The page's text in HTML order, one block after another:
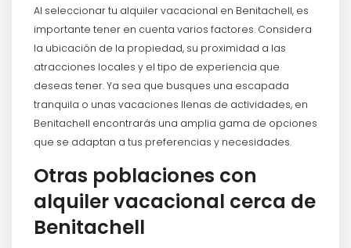
Al seleccionar tu alquiler vacacional en Benitachell, es
importante tener en cuenta varios factores. Considera
la ubicación de la propiedad, su proximidad a las
atracciones locales y el tipo de experiencia que
deseas tener. Ya sea que busques una escapada
tranquila o unas vacaciones llenas de actividades, en
Benitachell encontrarás una amplia gama de opciones
que se adaptan a tus preferencias y necesidades.
Otras poblaciones con
alquiler vacacional cerca de
Benitachell